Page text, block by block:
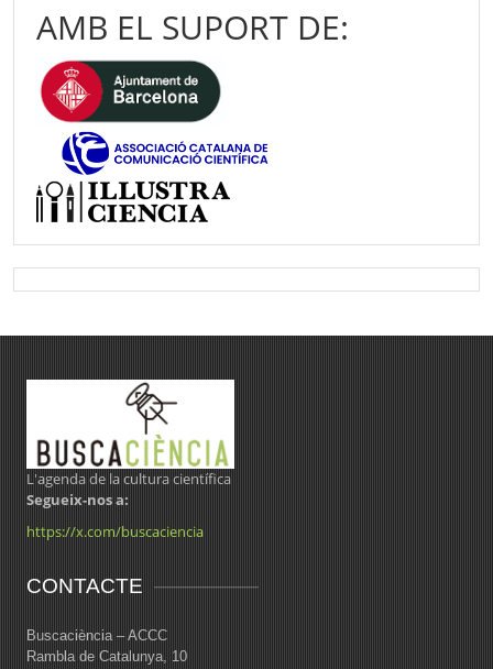
AMB EL SUPORT DE:
L'agenda de la cultura científica
Segueix-nos a:
https://x.com/buscaciencia
CONTACTE
Buscaciència – ACCC
Rambla de Catalunya, 10